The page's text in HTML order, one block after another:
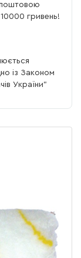
гривень!
із Законом
України"